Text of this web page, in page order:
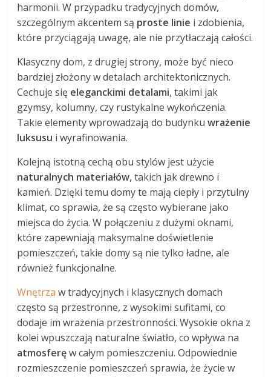
harmonii. W przypadku tradycyjnych domów,
szczególnym akcentem są proste linie i zdobienia,
które przyciągają uwagę, ale nie przytłaczają całości.
Klasyczny dom, z drugiej strony, może być nieco
bardziej złożony w detalach architektonicznych.
Cechuje się eleganckimi detalami, takimi jak
gzymsy, kolumny, czy rustykalne wykończenia.
Takie elementy wprowadzają do budynkuwrażenie
luksusu i wyrafinowania.
Kolejną istotną cechą obu stylów jest użycie
naturalnych materiałów, takich jak drewno i
kamień. Dzięki temu domy te mają ciepły i przytulny
klimat, co sprawia, że są często wybierane jako
miejsca do życia. W połączeniu z dużymi oknami,
które zapewniają maksymalne doświetlenie
pomieszczeń, takie domy są nie tylko ładne, ale
również funkcjonalne.
Wnętrza w tradycyjnych i klasycznych domach
często są przestronne, z wysokimi sufitami, co
dodaje im wrażenia przestronności. Wysokie okna z
kolei wpuszczają naturalne światło, co wpływa na
atmosferęw całym pomieszczeniu. Odpowiednie
rozmieszczenie pomieszczeń sprawia, że życie w